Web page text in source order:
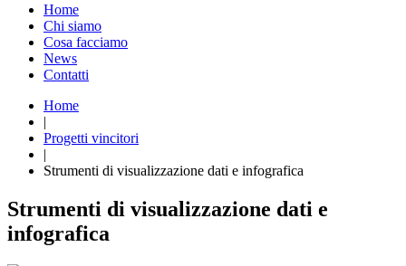
Home
Chi siamo
Cosa facciamo
News
Contatti
Home
|
Progetti vincitori
|
Strumenti di visualizzazione dati e infografica
Strumenti di visualizzazione dati e
infografica